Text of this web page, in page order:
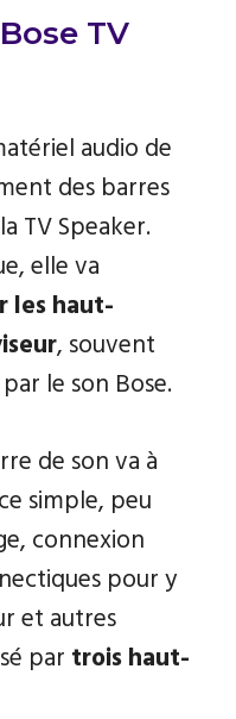
TV
audio de
des barres
TV Speaker.
elle va
les haut-
, souvent
le son Bose.
de son va à
simple, peu
connexion
pour y
et autres
par trois haut-